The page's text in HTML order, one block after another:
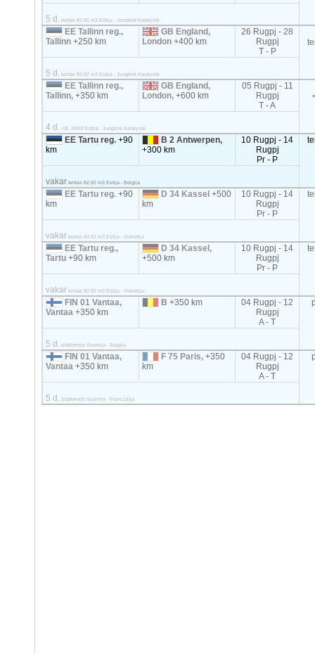
5 d. tentas 82-92 m3 Estija - Jungtinė Karalystė
EE Tallinn reg.,
Tallinn+250 km
GB England,
London+400 km
26 Rugpj - 28
Rugpj
T - P
5 d. tentas 82-92 m3 Estija - Jungtinė Karalystė
EE Tallinn reg.,
Tallinn,+350 km
GB England,
London,+600 km
05 Rugpj - 11
Rugpj
T - A
4 d. <2t, 20m3 Estija - Jungtinė Karalystė
EE Tartu reg.+90
km
B 2 Antwerpen,
+300 km
10 Rugpj - 14
Rugpj
Pr - P
vakar tentas 82-92 m3 Estija - Belgija
EE Tartu reg.+90
km
D 34 Kassel+500
km
10 Rugpj - 14
Rugpj
Pr - P
vakar tentas 82-92 m3 Estija - Vokietija
EE Tartu reg.,
Tartu+90 km
D 34 Kassel,
+500 km
10 Rugpj - 14
Rugpj
Pr - P
vakar tentas 82-92 m3 Estija - Vokietija
FIN 01 Vantaa,
Vantaa+350 km
B+350 km
04 Rugpj - 12
Rugpj
A - T
5 d. platformos Suomija - Belgija
FIN 01 Vantaa,
Vantaa+350 km
F 75 Paris,+350
km
04 Rugpj - 12
Rugpj
A - T
5 d. platformos Suomija - Prancūzija